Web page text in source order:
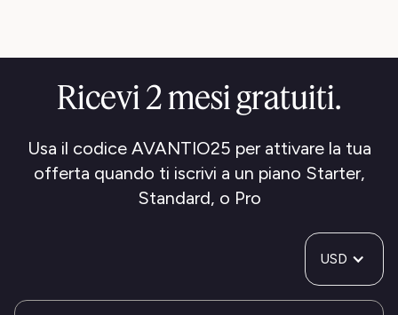
Ricevi 2 mesi gratuiti.
Usa il codice AVANTIO25 per attivare la tua
offerta quando ti iscrivi a un piano Starter,
Standard, o Pro
USD